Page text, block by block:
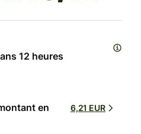
12 heures
en
6,21 EUR